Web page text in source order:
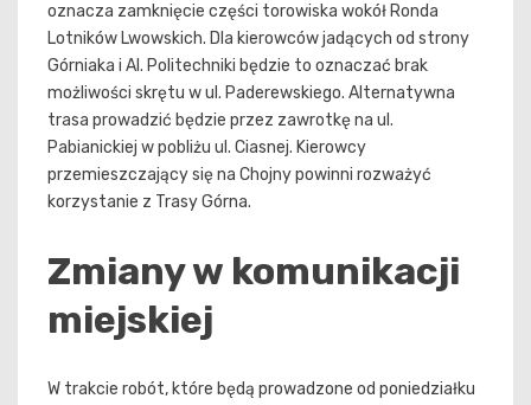
oznacza zamknięcie części torowiska wokół Ronda
Lotników Lwowskich. Dla kierowców jadących od strony
Górniaka i Al. Politechniki będzie to oznaczać brak
możliwości skrętu w ul. Paderewskiego. Alternatywna
trasa prowadzić będzie przez zawrotkę na ul.
Pabianickiej w pobliżu ul. Ciasnej. Kierowcy
przemieszczający się na Chojny powinni rozważyć
korzystanie z Trasy Górna.
Zmiany w komunikacji
miejskiej
W trakcie robót, które będą prowadzone od poniedziałku